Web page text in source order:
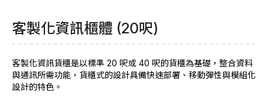
客製化資訊櫃體 (20呎)
客製化資訊貨櫃是以標準 20 呎或 40 呎的貨櫃為基礎，整合資料
與通訊所需功能，貨櫃式的設計具備快速部署、移動彈性與模組化
設計的特色。